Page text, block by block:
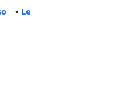
• Le